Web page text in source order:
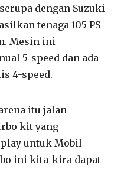
dengan Suzuki
tenaga 105 PS
Mesin ini
5-speed dan ada
4-speed.
itu jalan
kit yang
untuk Mobil
ini kita-kira dapat